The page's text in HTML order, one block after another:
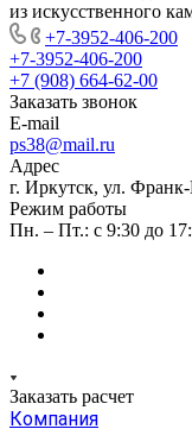
из искусственного
+7-3952-406-200
+7-3952-406-200
+7 (908) 664-62-00
Заказать звонок
E-mail
ps38@mail.ru
Адрес
г. Иркутск, ул.
Режим работы
Пн. – Пт.: с 9:30 до
Заказать расчет
Компания